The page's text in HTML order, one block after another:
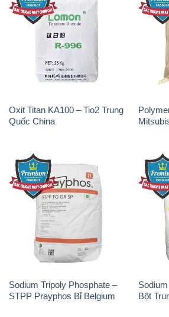
Oxit Titan KA100 – Tio2 Trung
Quốc China
Sodium Tripoly Phosphate –
STPP Prayphos Bỉ Belgium
Bột